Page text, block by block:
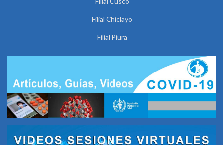
Filial Chiclayo
Filial Piura